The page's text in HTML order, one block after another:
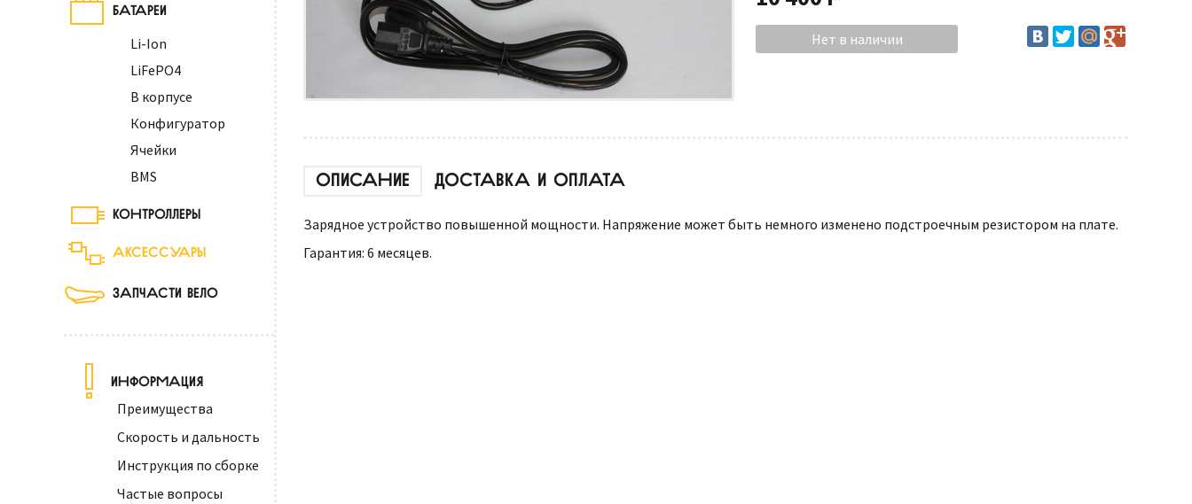
БАТАРЕИ
Li-Ion
LiFePO4
В корпусе
Конфигуратор
Ячейки
BMS
КОНТРОЛЛЕРЫ
АКСЕССУАРЫ
ЗАПЧАСТИ ВЕЛО
ИНФОРМАЦИЯ
Преимущества
Скорость и дальность
Инструкция по сборке
Частые вопросы
ОПИСАНИЕ ДОСТАВКА И ОПЛАТА
Зарядное устройство повышенной мощности. Напряжение может быть немного изменено подстроечным резистором на плате.
Гарантия: 6 месяцев.